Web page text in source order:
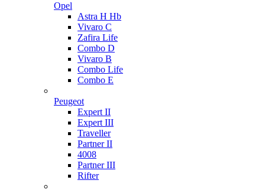
Opel
Astra H Hb
Vivaro C
Zafira Life
Combo D
Vivaro B
Combo Life
Combo E
Peugeot
Expert II
Expert III
Traveller
Partner II
4008
Partner III
Rifter